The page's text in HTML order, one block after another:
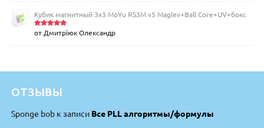
Кубик магнитный 3х3 MoYu RS3M v5 Maglev+Ball Core+UV+бокс
Оценка5
от Дмитріюк Олександр
ОТЗЫВЫ
Sponge bob к записи Все PLL алгоритмы/формулы